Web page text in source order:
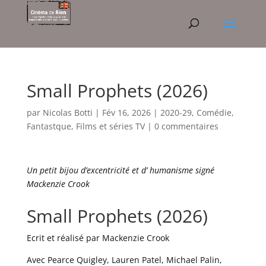
Small Prophets (2026)
par Nicolas Botti | Fév 16, 2026| 2020-29, Comédie,
Fantastque, Films et séries TV| 0 commentaires
Un petit bijou d’excentricité et d’ humanisme signé
Mackenzie Crook
Small Prophets (2026)
Ecrit et réalisé par Mackenzie Crook
Avec Pearce Quigley, Lauren Patel, Michael Palin,